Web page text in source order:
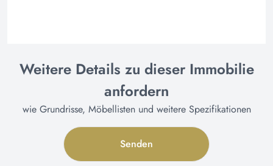
Weitere Details zu dieser Immobilie
anfordern
wie Grundrisse, Möbellisten und weitere Spezifikationen
Senden